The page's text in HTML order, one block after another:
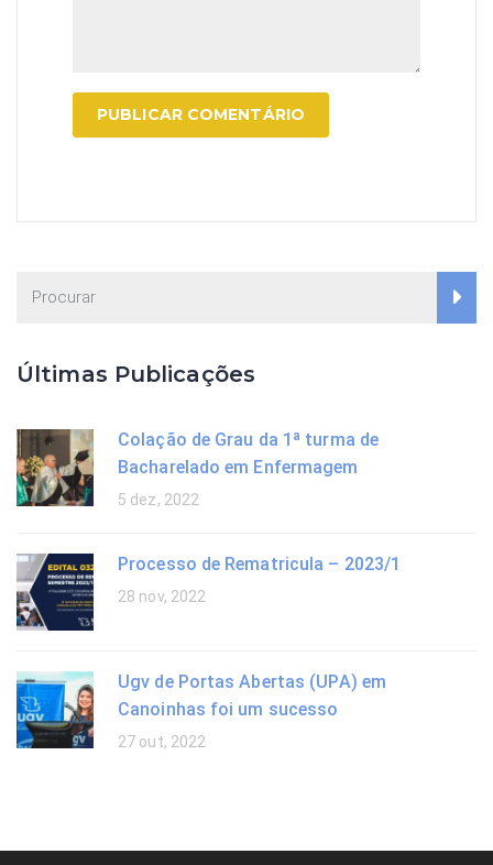
Últimas Publicações
Colação de Grau da 1ª turma de
Bacharelado em Enfermagem
5 dez, 2022
Processo de Rematricula – 2023/1
28 nov, 2022
Ugv de Portas Abertas (UPA) em
Canoinhas foi um sucesso
27 out, 2022